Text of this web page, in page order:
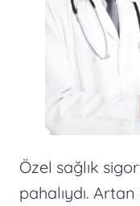
Özel sağlık
pahalıydı.